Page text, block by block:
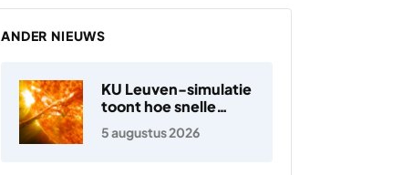
ANDER NIEUWS
KU Leuven-simulatie
toont hoe snelle
elektronen in de
zonnewind ontstaan
5 augustus 2026